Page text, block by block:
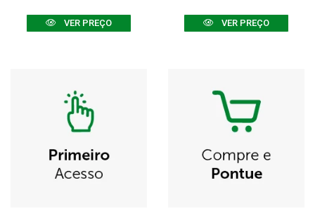
VER PREÇO VER PREÇO